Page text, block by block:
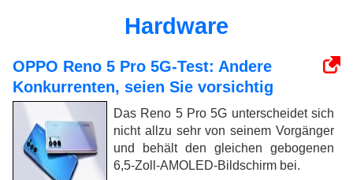
i
t
i
o
Hardware
OPPO Reno 5 Pro 5G-Test: Andere
Konkurrenten, seien Sie vorsichtig
Das Reno 5 Pro 5G unterscheidet sich
nicht allzu sehr von seinem Vorgänger
und behält den gleichen gebogenen
6,5-Zoll-AMOLED-Bildschirm bei.